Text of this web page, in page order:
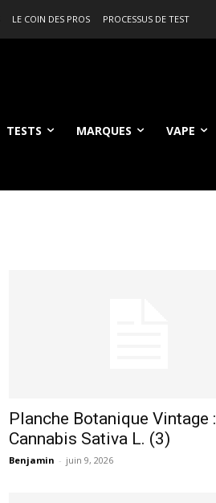
LE COIN DES PROS PROCESSUS DE TEST
TESTS MARQUES VAPE
Planche Botanique Vintage :
Cannabis Sativa L. (3)
Benjamin - juin 9, 2026